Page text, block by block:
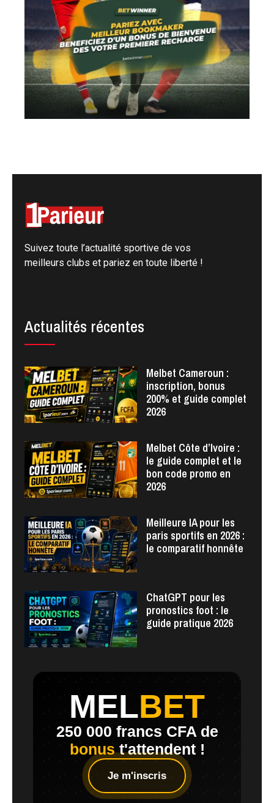
Suivez toute l’actualité sportive de vos
meilleurs clubs et pariez en toute liberté !
Actualités récentes
Melbet Cameroun :
inscription, bonus
200% et guide complet
2026
Melbet Côte d’Ivoire :
le guide complet et le
bon code promo en
2026
Meilleure IA pour les
paris sportifs en 2026 :
le comparatif honnête
ChatGPT pour les
pronostics foot : le
guide pratique 2026
MELBET
250 000 francs CFA de
bonust'attendent !
Je m'inscris